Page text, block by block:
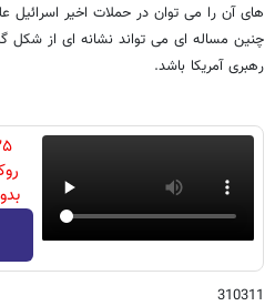
های آن را می توان در حملات اخیر اسرائیل
چنین مساله ای می تواند نشانه ای از شکل
رهبری آمریکا باشد.
310311